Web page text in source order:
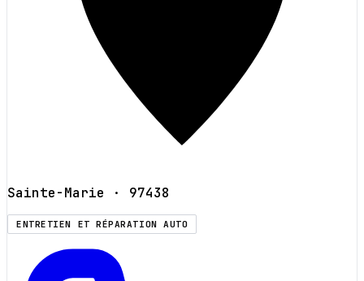
Sainte-Marie · 97438
ENTRETIEN ET RÉPARATION AUTO